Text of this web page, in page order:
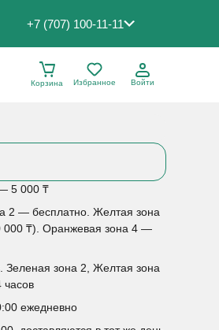
+7 (707) 100-11-11
Корзина
Избранное Войти
5 000 ₸
2 — бесплатно. Желтая зона
000 ₸). Оранжевая зона 4 —
зона 2, Желтая зона
ежедневно